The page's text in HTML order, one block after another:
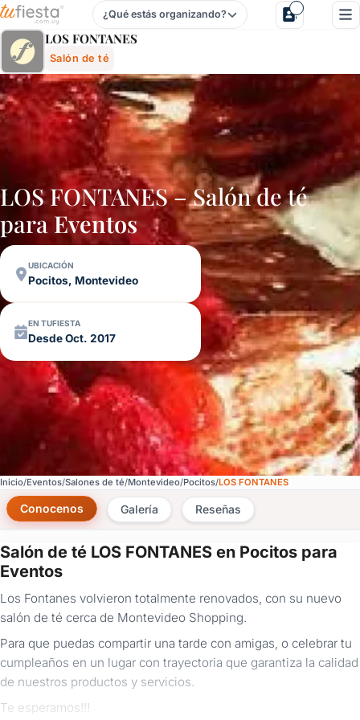
Los Fontanes - Salón De Té En Pocitos, Montevideo,
¿Qué estás organizando?
LOS FONTANES
Salón de té
LOS FONTANES – Salón de té
para Eventos
UBICACIÓN
Pocitos, Montevideo
EN TUFIESTA
Desde Oct. 2017
Inicio Eventos Salones de té Montevideo Pocitos LOS FONTANES
Conocenos Galería Reseñas
Salón de té LOS FONTANES en Pocitos para
Eventos
Los Fontanes volvieron totalmente renovados, con su nuevo
salón de té cerca de Montevideo Shopping.
Para que puedas compartir una tarde con amigas, o celebrar tu
cumpleaños en un lugar con trayectoria que garantiza la calidad
de nuestros productos y servicios.
Te esperamos!!!
×
Consultar
¿Ya
tenés
cuenta?
Iniciá
sesión
aquí